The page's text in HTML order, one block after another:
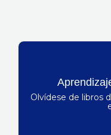
Olvídese de libros
De